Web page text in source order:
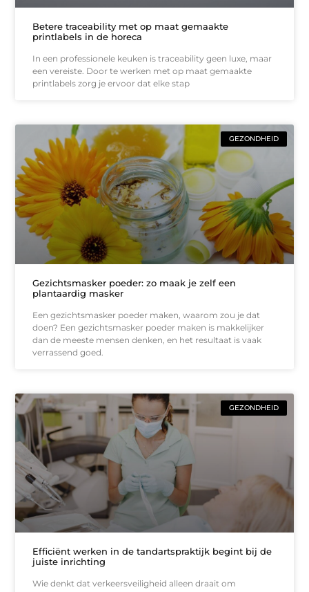
Betere traceability met op maat gemaakte
printlabels in de horeca
In een professionele keuken is traceability geen luxe, maar
een vereiste. Door te werken met op maat gemaakte
printlabels zorg je ervoor dat elke stap
GEZONDHEID
Gezichtsmasker poeder: zo maak je zelf een
plantaardig masker
Een gezichtsmasker poeder maken, waarom zou je dat
doen? Een gezichtsmasker poeder maken is makkelijker
dan de meeste mensen denken, en het resultaat is vaak
verrassend goed.
GEZONDHEID
Efficiënt werken in de tandartspraktijk begint bij de
juiste inrichting
Wie denkt dat verkeersveiligheid alleen draait om